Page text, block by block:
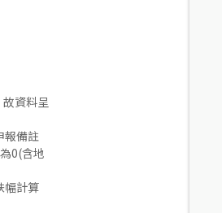
資料呈
報備註
0(含地
幅計算